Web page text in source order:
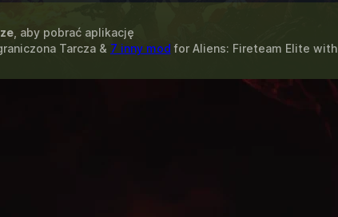
, aby pobrać aplikację
Tarcza & 7 inny mod for Aliens: Fireteam Elite with